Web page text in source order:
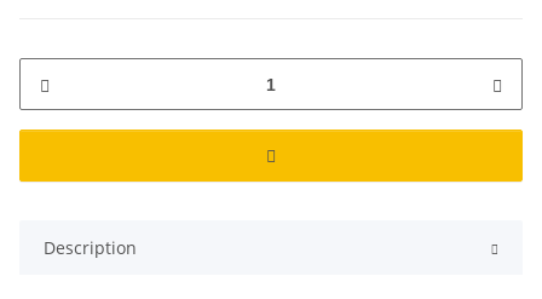
Description